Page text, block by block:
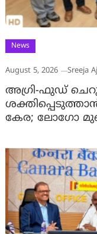
News
August 5, 2026 Sreeja
അഗ്രി-ഫുഡ്
ശക്തിപ്പെടുത്താന്‍
കേര; ലോഗോ